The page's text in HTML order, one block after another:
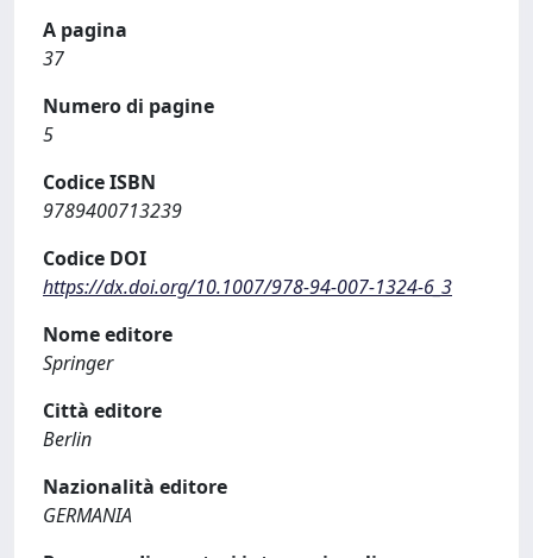
A pagina
37
Numero di pagine
5
Codice ISBN
9789400713239
Codice DOI
https://dx.doi.org/10.1007/978-94-007-1324-6_3
Nome editore
Springer
Città editore
Berlin
Nazionalità editore
GERMANIA